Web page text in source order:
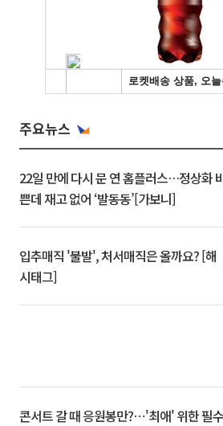
주요뉴스
22일 만에 다시 문 연 홈플러스…정상화
쁜데 재고 없어 ‘발동동’[가보니]
입추매직 '불발', 처서매직은 올까요? [해
시태그]
콘서트 갈 때 응원봉만?⋯'최애' 위한 필수